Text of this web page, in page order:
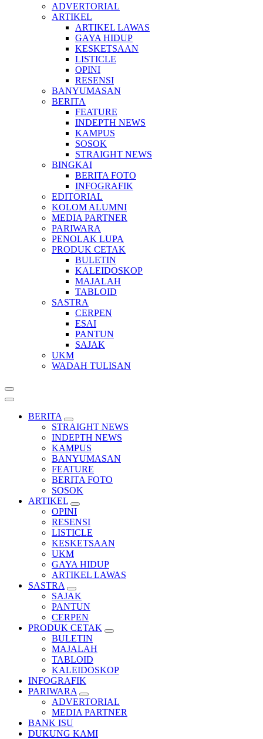
ADVERTORIAL
ARTIKEL
ARTIKEL LAWAS
GAYA HIDUP
KESKETSAAN
LISTICLE
OPINI
RESENSI
BANYUMASAN
BERITA
FEATURE
INDEPTH NEWS
KAMPUS
SOSOK
STRAIGHT NEWS
BINGKAI
BERITA FOTO
INFOGRAFIK
EDITORIAL
KOLOM ALUMNI
MEDIA PARTNER
PARIWARA
PENOLAK LUPA
PRODUK CETAK
BULETIN
KALEIDOSKOP
MAJALAH
TABLOID
SASTRA
CERPEN
ESAI
PANTUN
SAJAK
UKM
WADAH TULISAN
BERITA
STRAIGHT NEWS
INDEPTH NEWS
KAMPUS
BANYUMASAN
FEATURE
BERITA FOTO
SOSOK
ARTIKEL
OPINI
RESENSI
LISTICLE
KESKETSAAN
UKM
GAYA HIDUP
ARTIKEL LAWAS
SASTRA
SAJAK
PANTUN
CERPEN
PRODUK CETAK
BULETIN
MAJALAH
TABLOID
KALEIDOSKOP
INFOGRAFIK
PARIWARA
ADVERTORIAL
MEDIA PARTNER
BANK ISU
DUKUNG KAMI